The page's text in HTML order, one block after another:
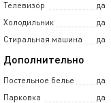
Телевизор да
Холодильник
да
Стиральная машина
да
Дополнительно
Постельное белье да
Парковка
да